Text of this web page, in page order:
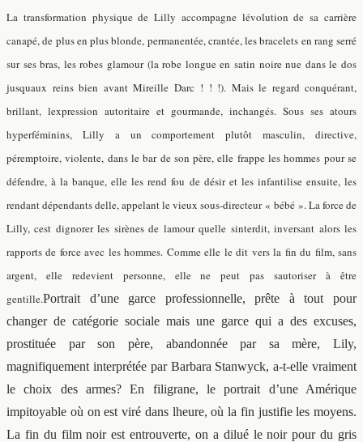
La transformation physique de Lilly accompagne lévolution de sa carrière
canapé, de plus en plus blonde, permanentée, crantée, les bracelets en rang serré
sur ses bras, les robes glamour (la robe longue en satin noire nue dans le dos
jusquaux reins bien avant Mireille Darc ! ! !). Mais le regard conquérant,
brillant, lexpression autoritaire et gourmande, inchangés. Sous ses atours
hyperféminins, Lilly a un comportement plutôt masculin, directive,
péremptoire, violente, dans le bar de son père, elle frappe les hommes pour se
défendre, à la banque, elle les rend fou de désir et les infantilise ensuite, les
rendant dépendants delle, appelant le vieux sous-directeur « bébé ». La force de
Lilly, cest dignorer les sirènes de lamour quelle sinterdit, inversant alors les
rapports de force avec les hommes. Comme elle le dit vers la fin du film, sans
argent, elle redevient personne, elle ne peut pas sautoriser à être
gentille.Portrait d’une garce professionnelle, prête à tout pour
changer de catégorie sociale mais une garce qui a des excuses,
prostituée par son père, abandonnée par sa mère, Lily,
magnifiquement interprétée par Barbara Stanwyck, a-t-elle vraiment
le choix des armes? En filigrane, le portrait d’une Amérique
impitoyable où on est viré dans lheure, où la fin justifie les moyens.
La fin du film noir est entrouverte, on a dilué le noir pour du gris